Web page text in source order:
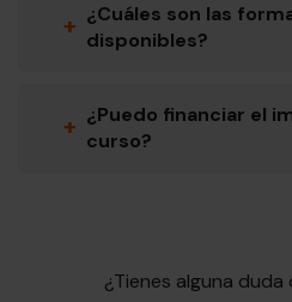
+ ¿Cuáles son las
disponibles?
+ ¿Puedo financiar el
curso?
¿Tienes alguna